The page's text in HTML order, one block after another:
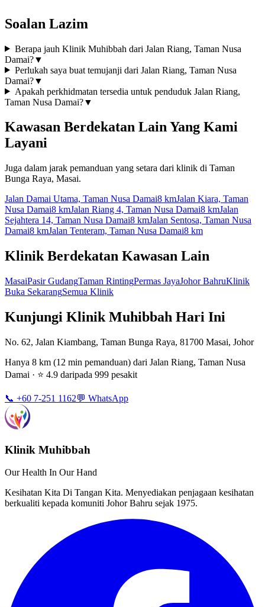
Soalan Lazim
Berapa jauh Klinik Muhibbah dari Jalan Riang, Taman Nusa
Damai?▼
Perlukah saya buat temujanji dari Jalan Riang, Taman Nusa
Damai?▼
Apakah perkhidmatan tersedia untuk penduduk Jalan Riang,
Taman Nusa Damai?▼
Kawasan Berdekatan Lain Yang Kami
Layani
Juga dalam jarak pemanduan yang setara dari klinik di Taman
Bunga Raya, Masai.
Jalan Damai Utama, Taman Nusa Damai8 kmJalan Kiara, Taman
Nusa Damai8 kmJalan Riang 4, Taman Nusa Damai8 kmJalan
Sejahtera 14, Taman Nusa Damai8 kmJalan Sentosa, Taman Nusa
Damai8 kmJalan Tenteram, Taman Nusa Damai8 km
Klinik Berdekatan Kawasan Lain
MasaiPasir GudangTaman RintingPermas JayaJohor BahruKlinik
Buka SekarangSemua Klinik
Kunjungi Klinik Muhibbah Hari Ini
No. 62, Jalan Kiambang, Taman Bunga Raya, 81700 Masai, Johor
Hanya 8 km (12 min pemanduan) dari Jalan Riang, Taman Nusa
Damai · ⭐ 4.9 daripada 999 pesakit
📞 +60 7-251 1162💬 WhatsApp
Klinik Muhibbah
Our Health In Our Hand
Kesihatan Kita Di Tangan Kita. Menyediakan penjagaan kesihatan
berkualiti kepada komuniti Johor Bahru sejak 1975.